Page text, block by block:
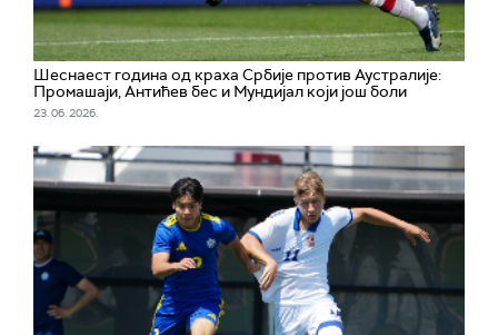
Шеснаест година од краха Србије против Аустралије:
Промашаји, Антићев бес и Мундијал који још боли
23. 06. 2026.